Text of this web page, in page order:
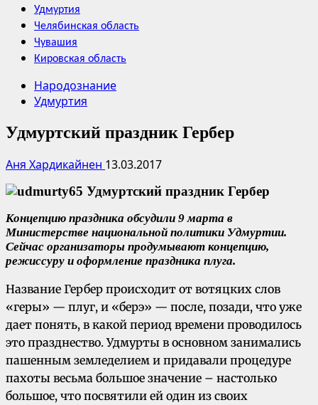
Удмуртия
Челябинская область
Чувашия
Кировская область
Народознание
Удмуртия
Удмуртский праздник Гербер
Аня Хардикайнен 13.03.2017
Концепцию праздника обсудили 9 марта в
Министерстве национальной политики Удмуртии.
Сейчас организаторы продумывают концепцию,
режиссуру и оформление праздника плуга.
Название Гербер происходит от вотяцких слов
«геры» — плуг, и «берэ» — после, позади, что уже
дает понять, в какой период времени проводилось
это празднество. Удмурты в основном занимались
пашенным земледелием и придавали процедуре
пахоты весьма большое значение – настолько
большое, что посвятили ей один из своих